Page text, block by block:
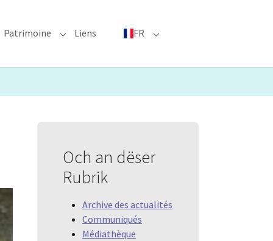
for "Événements phares"
Patrimoine Submenu for "Patrimoine"
Liens FR Submenu for "FR"
Och an dëser
Rubrik
Archive des actualités
Communiqués
Médiathèque